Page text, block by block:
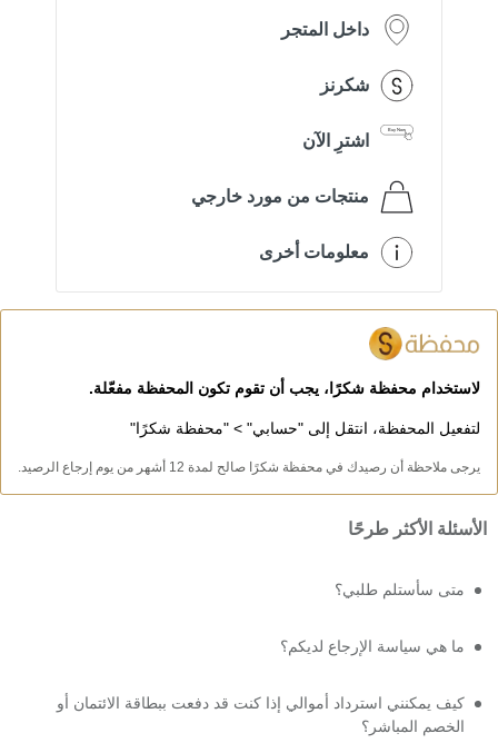
داخل المتجر
شكرنز
اشترِ الآن
منتجات من مورد خارجي
معلومات أخرى
لاستخدام محفظة شكرًا، يجب أن تقوم تكون المحفظة مفعّلة.
لتفعيل المحفظة، انتقل إلى "حسابي" > "محفظة شكرًا"
يرجى ملاحظة أن رصيدك في محفظة شكرًا صالح لمدة 12 أشهر من يوم إرجاع الرصيد.
الأسئلة الأكثر طرحًا
متى سأستلم طلبي؟
ما هي سياسة الإرجاع لديكم؟
كيف يمكنني استرداد أموالي إذا كنت قد دفعت ببطاقة الائتمان أو
الخصم المباشر؟